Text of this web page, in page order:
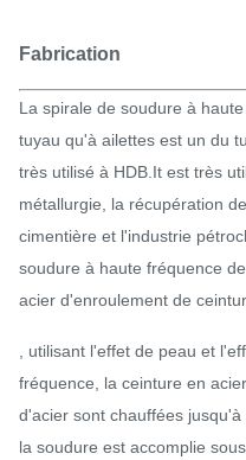
Fabrication
La spirale de soudure à
tuyau qu'à ailettes est un du
très utilisé à HDB.It est très
métallurgie, la récupération
cimentière et l'industrie
soudure à haute fréquence
acier d'enroulement de
, utilisant l'effet de peau et
fréquence, la ceinture en
d'acier sont chauffées
la soudure est accomplie